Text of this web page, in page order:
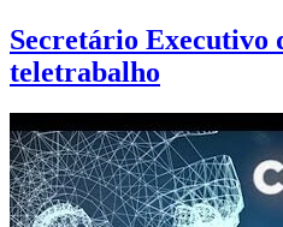
Secretário Executivo
teletrabalho